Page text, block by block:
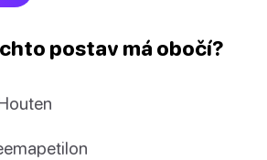
postav má obočí?